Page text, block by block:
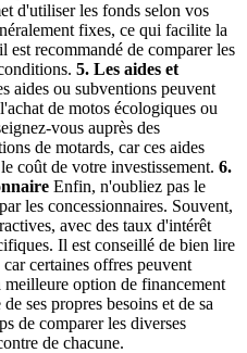
d'utiliser les fonds selon vos
fixes, ce qui facilite la
recommandé de comparer les
5. Les aides et
aides ou subventions peuvent
de motos écologiques ou
vous auprès des
de motards, car ces aides
coût de votre investissement. 6.
Enfin, n'oubliez pas le
les concessionnaires. Souvent,
avec des taux d'intérêt
Il est conseillé de bien lire
certaines offres peuvent
option de financement
ses propres besoins et de sa
de comparer les diverses
de chacune.